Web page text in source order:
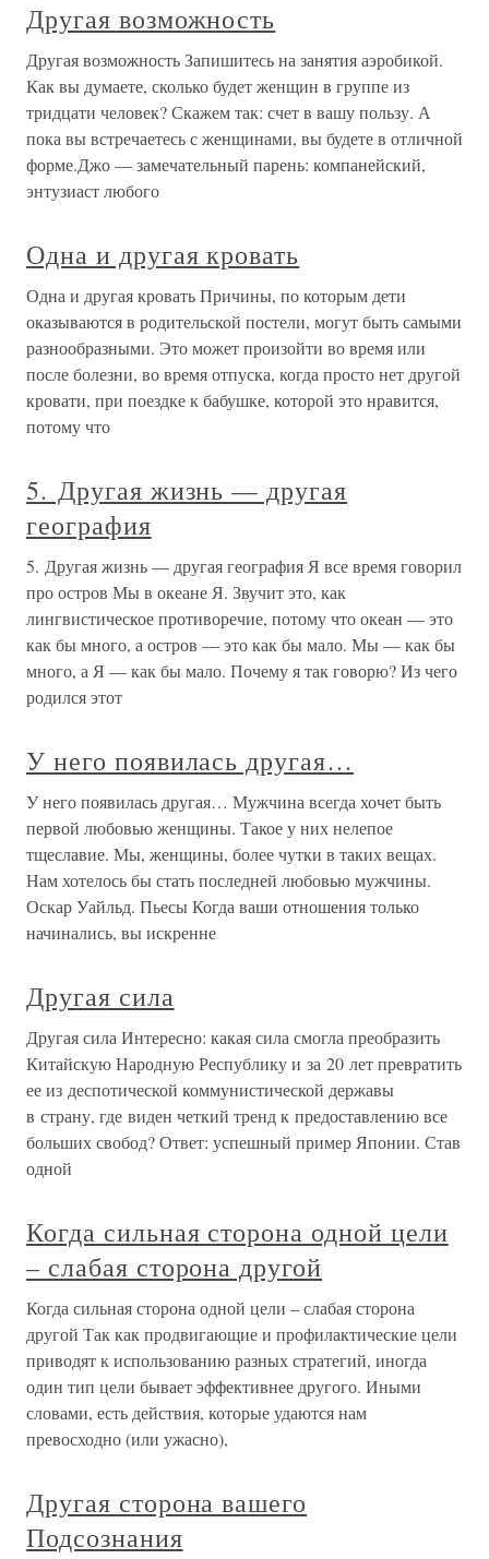
Другая возможность
Другая возможность Запишитесь на занятия аэробикой.
Как вы думаете, сколько будет женщин в группе из
тридцати человек? Скажем так: счет в вашу пользу. А
пока вы встречаетесь с женщинами, вы будете в отличной
форме.Джо — замечательный парень: компанейский,
энтузиаст любого
Одна и другая кровать
Одна и другая кровать Причины, по которым дети
оказываются в родительской постели, могут быть самыми
разнообразными. Это может произойти во время или
после болезни, во время отпуска, когда просто нет другой
кровати, при поездке к бабушке, которой это нравится,
потому что
5. Другая жизнь — другая
география
5. Другая жизнь — другая география Я все время говорил
про остров Мы в океане Я. Звучит это, как
лингвистическое противоречие, потому что океан — это
как бы много, а остров — это как бы мало. Мы — как бы
много, а Я — как бы мало. Почему я так говорю? Из чего
родился этот
У него появилась другая…
У него появилась другая… Мужчина всегда хочет быть
первой любовью женщины. Такое у них нелепое
тщеславие. Мы, женщины, более чутки в таких вещах.
Нам хотелось бы стать последней любовью мужчины.
Оскар Уайльд. Пьесы Когда ваши отношения только
начинались, вы искренне
Другая сила
Другая сила Интересно: какая сила смогла преобразить
Китайскую Народную Республику и за 20 лет превратить
ее из деспотической коммунистической державы
в страну, где виден четкий тренд к предоставлению все
больших свобод? Ответ: успешный пример Японии. Став
одной
Когда сильная сторона одной цели
– слабая сторона другой
Когда сильная сторона одной цели – слабая сторона
другой Так как продвигающие и профилактические цели
приводят к использованию разных стратегий, иногда
один тип цели бывает эффективнее другого. Иными
словами, есть действия, которые удаются нам
превосходно (или ужасно),
Другая сторона вашего
Подсознания